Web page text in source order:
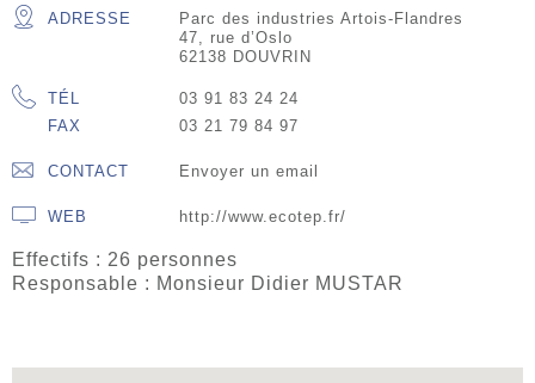
ADRESSE
Parc des industries Artois-Flandres
47, rue d’Oslo
62138 DOUVRIN
TÉL
03 91 83 24 24
FAX
03 21 79 84 97
CONTACT Envoyer un email
WEB http://www.ecotep.fr/
Effectifs : 26 personnes
Responsable : Monsieur Didier MUSTAR